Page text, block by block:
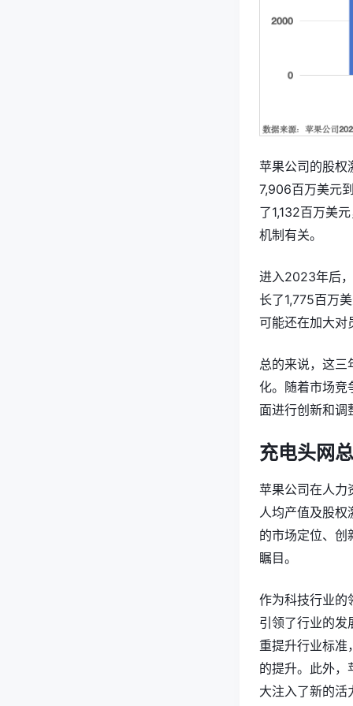
苹果公司的股权
7,906百万美元
了1,132百万美
机制有关。
进入2023年后
长了1,775百万
可能还在加大对
总的来说，这三
化。随着市场竞
面进行创新和调
充电头网
苹果公司在人力
人均产值及股
的市场定位、创
瞩目。
作为科技行业的
引领了行业的发
重提升行业标准
的提升。此外，
大注入了新的活